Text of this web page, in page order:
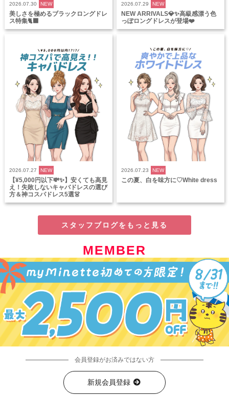
2026.07.30 NEW
美しさを極めるブラックロングドレ
ス特集🐈‍⬛
2026.07.29 NEW
NEW ARRIVALS💎✨高級感漂う色
っぽロングドレスが登場❤️
2026.07.27 NEW
【¥5,000円以下💸✨】安くても高見
え！失敗しないキャバドレスの選び
方＆神コスパドレス5選👗
2026.07.23 NEW
この夏、白を味方に♡White dress
スタッフブログをもっと見る
MEMBER
会員登録がお済みではない方
新規会員登録